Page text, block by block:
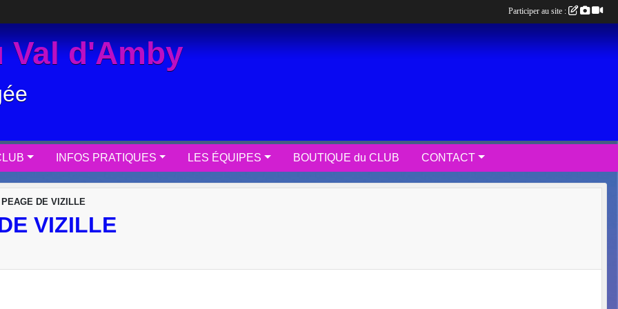
Val d'Amby
INFOS PRATIQUES LES ÉQUIPES BOUTIQUE du CLUB CONTACT
DE VIZILLE
VIZILLE
Participer au site :